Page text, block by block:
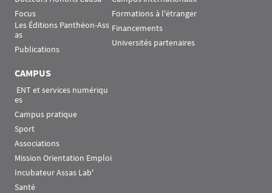
Focus
Les Éditions Panthéon-Ass
as
Publications
Formations à l'étranger
Financements
Universités partenaires
CAMPUS
es
Campus pratique
Sport
Associations
Mission Orientation Emploi
Incubateur Assas Lab'
Santé